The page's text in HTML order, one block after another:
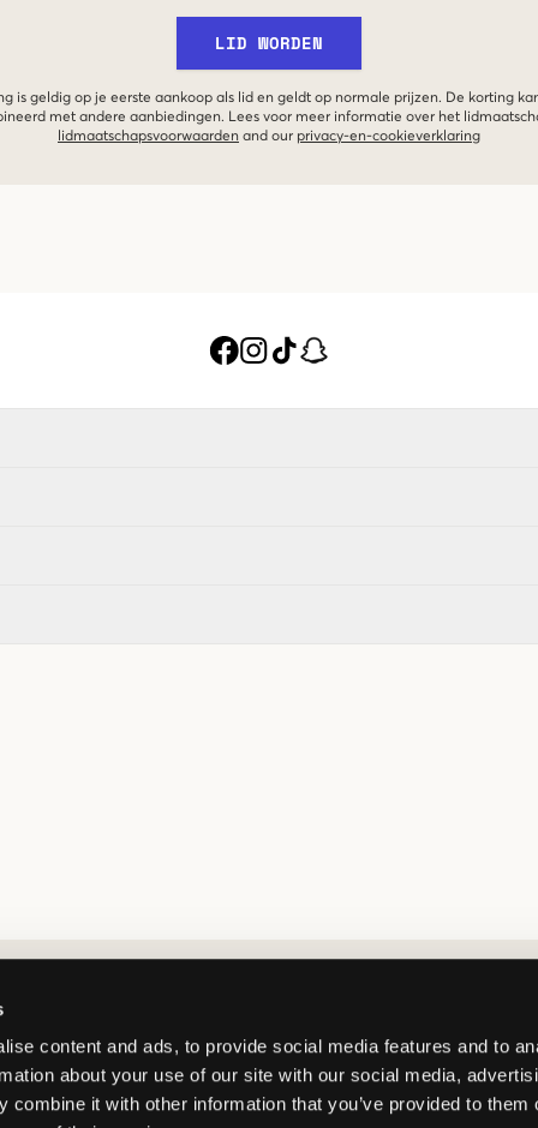
content and ads, to provide social media features and to
about your use of our site with our social media,
combine it with other information that you’ve provided to them
LID WORDEN
is geldig op je eerste aankoop als lid en geldt op normale prijzen. De korting
met andere aanbiedingen. Lees voor meer informatie over het
lidmaatschapsvoorwaarden and our privacy-en-cookieverklaring